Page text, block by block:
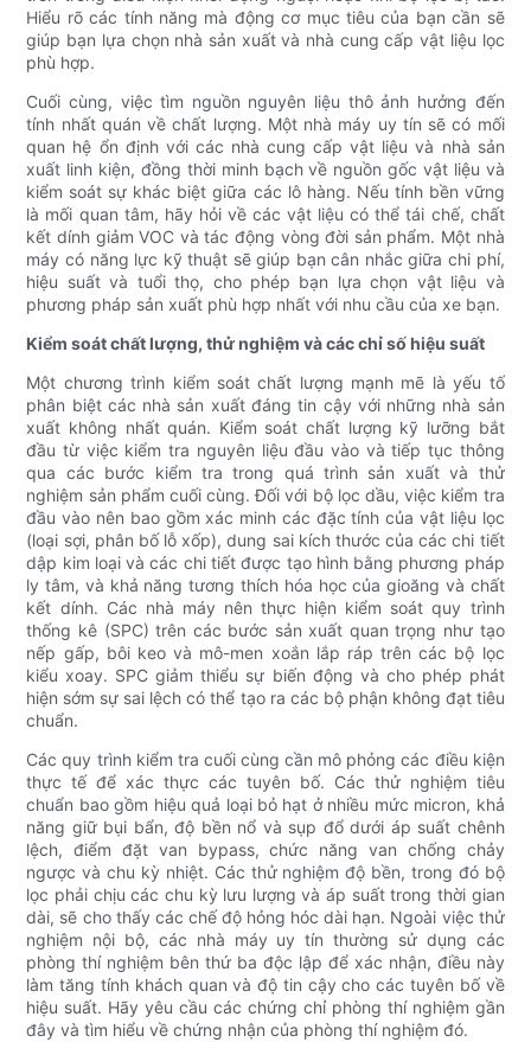
Hiểu rõ các tính năng mà động cơ mục tiêu của bạn cần sẽ
giúp bạn lựa chọn nhà sản xuất và nhà cung cấp vật liệu lọc
phù hợp.
Cuối cùng, việc tìm nguồn nguyên liệu thô ảnh hưởng đến
tính nhất quán về chất lượng. Một nhà máy uy tín sẽ có mối
quan hệ ổn định với các nhà cung cấp vật liệu và nhà sản
xuất linh kiện, đồng thời minh bạch về nguồn gốc vật liệu và
kiểm soát sự khác biệt giữa các lô hàng. Nếu tính bền vững
là mối quan tâm, hãy hỏi về các vật liệu có thể tái chế, chất
kết dính giảm VOC và tác động vòng đời sản phẩm. Một nhà
máy có năng lực kỹ thuật sẽ giúp bạn cân nhắc giữa chi phí,
hiệu suất và tuổi thọ, cho phép bạn lựa chọn vật liệu và
phương pháp sản xuất phù hợp nhất với nhu cầu của xe bạn.
Kiểm soát chất lượng, thử nghiệm và các chỉ số hiệu suất
Một chương trình kiểm soát chất lượng mạnh mẽ là yếu tố
phân biệt các nhà sản xuất đáng tin cậy với những nhà sản
xuất không nhất quán. Kiểm soát chất lượng kỹ lưỡng bắt
đầu từ việc kiểm tra nguyên liệu đầu vào và tiếp tục thông
qua các bước kiểm tra trong quá trình sản xuất và thử
nghiệm sản phẩm cuối cùng. Đối với bộ lọc dầu, việc kiểm tra
đầu vào nên bao gồm xác minh các đặc tính của vật liệu lọc
(loại sợi, phân bố lỗ xốp), dung sai kích thước của các chi tiết
dập kim loại và các chi tiết được tạo hình bằng phương pháp
ly tâm, và khả năng tương thích hóa học của gioăng và chất
kết dính. Các nhà máy nên thực hiện kiểm soát quy trình
thống kê (SPC) trên các bước sản xuất quan trọng như tạo
nếp gấp, bôi keo và mô-men xoắn lắp ráp trên các bộ lọc
kiểu xoay. SPC giảm thiểu sự biến động và cho phép phát
hiện sớm sự sai lệch có thể tạo ra các bộ phận không đạt tiêu
chuẩn.
Các quy trình kiểm tra cuối cùng cần mô phỏng các điều kiện
thực tế để xác thực các tuyên bố. Các thử nghiệm tiêu
chuẩn bao gồm hiệu quả loại bỏ hạt ở nhiều mức micron, khả
năng giữ bụi bẩn, độ bền nổ và sụp đổ dưới áp suất chênh
lệch, điểm đặt van bypass, chức năng van chống chảy
ngược và chu kỳ nhiệt. Các thử nghiệm độ bền, trong đó bộ
lọc phải chịu các chu kỳ lưu lượng và áp suất trong thời gian
dài, sẽ cho thấy các chế độ hỏng hóc dài hạn. Ngoài việc thử
nghiệm nội bộ, các nhà máy uy tín thường sử dụng các
phòng thí nghiệm bên thứ ba độc lập để xác nhận, điều này
làm tăng tính khách quan và độ tin cậy cho các tuyên bố về
hiệu suất. Hãy yêu cầu các chứng chỉ phòng thí nghiệm gần
đây và tìm hiểu về chứng nhận của phòng thí nghiệm đó.